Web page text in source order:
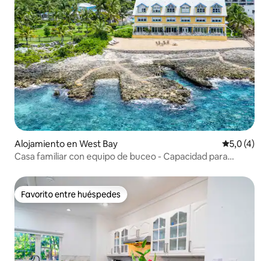
Alojamiento en West Bay
5,0 (4)
Casa familiar con equipo de buceo - Capacidad para
Favorito entre huéspedes
Favorito entre huéspedes